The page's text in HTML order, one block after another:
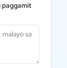
paggamit